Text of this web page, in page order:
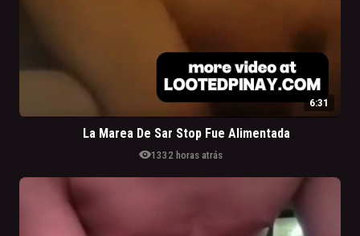
6:31
La Marea De Sar Stop Fue Alimentada
visibility133 2 horas atrás